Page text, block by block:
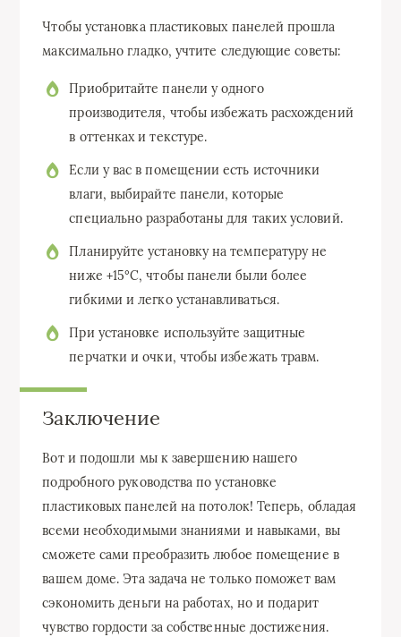
Чтобы установка пластиковых панелей прошла
максимально гладко, учтите следующие советы:
Приобритайте панели у одного
производителя, чтобы избежать расхождений
в оттенках и текстуре.
Если у вас в помещении есть источники
влаги, выбирайте панели, которые
специально разработаны для таких условий.
Планируйте установку на температуру не
ниже +15°C, чтобы панели были более
гибкими и легко устанавливаться.
При установке используйте защитные
перчатки и очки, чтобы избежать травм.
Заключение
Вот и подошли мы к завершению нашего
подробного руководства по установке
пластиковых панелей на потолок! Теперь, обладая
всеми необходимыми знаниями и навыками, вы
сможете сами преобразить любое помещение в
вашем доме. Эта задача не только поможет вам
сэкономить деньги на работах, но и подарит
чувство гордости за собственные достижения.